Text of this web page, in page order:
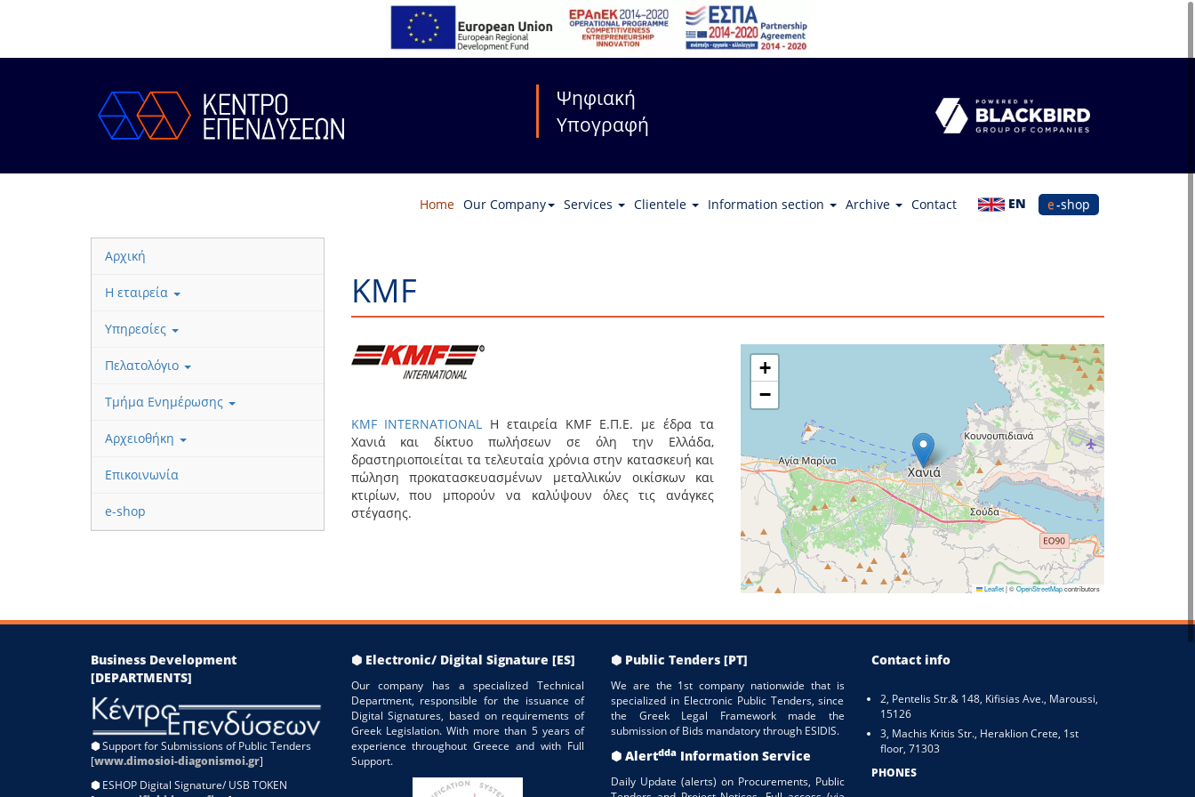
Ψηφιακή
Υπογραφή
Home Our Company Services Clientele Information section Archive Contact EN e-shop
Αρχική
Η εταιρεία
Υπηρεσίες
Πελατολόγιο
Τμήμα Ενημέρωσης
Αρχειοθήκη
Επικοινωνία
e-shop
KMF
KMF INTERNATIONAL Η εταιρεία KMF Ε.Π.Ε. με έδρα τα
Χανιά και δίκτυο πωλήσεων σε όλη την Ελλάδα,
δραστηριοποιείται τα τελευταία χρόνια στην κατασκευή και
πώληση προκατασκευασμένων μεταλλικών οικίσκων και
κτιρίων, που μπορούν να καλύψουν όλες τις ανάγκες
στέγασης.
+
−
Leaflet|©OpenStreetMapcontributors
Business Development
[DEPARTMENTS]
⬢Support for Submissions of Public Tenders
[www.dimosioi-diagonismoi.gr]
⬢ ESHOP Digital Signature/ USB TOKEN
⬢ Electronic/ Digital Signature [ES]
Our company has a specialized Technical
Department, responsible for the issuance of
Digital Signatures, based on requirements of
Greek Legislation. With more than 5 years of
experience throughout Greece and with Full
Support.
⬢ Public Tenders [PT]
We are the 1st company nationwide that is
specialized in Electronic Public Tenders, since
the Greek Legal Framework made the
submission of Bids mandatory through ESIDIS.
⬢ Alertdda Information Service
Daily Update (alerts) on Procurements, Public
Contact info
2, Pentelis Str.& 148, Kifisias Ave., Maroussi,
15126
3, Machis Kritis Str., Heraklion Crete, 1st
floor, 71303
PHONES